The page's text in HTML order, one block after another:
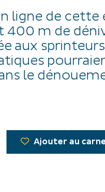
ligne de cette
400 m de
aux
le
Ajouter au